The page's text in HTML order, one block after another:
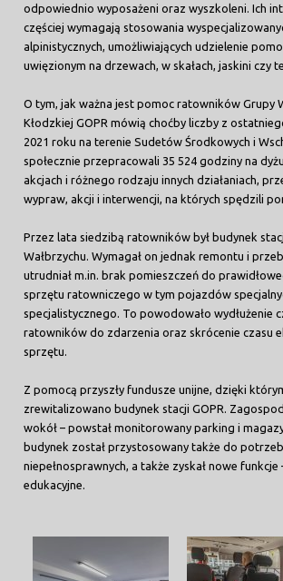
odpowiednio wyposażeni oraz wyszkoleni. Ich
częściej wymagają stosowania
alpinistycznych, umożliwiających udzielenie
uwięzionym na drzewach, w skałach, jaskini czy
O tym, jak ważna jest pomoc ratowników Grupy
Kłodzkiej GOPR mówią choćby liczby z
2021 roku na terenie Sudetów Środkowych i
społecznie przepracowali 35 524 godziny na
akcjach i różnego rodzaju innych działaniach,
wypraw, akcji i interwencji, na których spędzili
Przez lata siedzibą ratowników był budynek
Wałbrzychu. Wymagał on jednak remontu i
utrudniał m.in. brak pomieszczeń do
sprzętu ratowniczego w tym pojazdów
specjalistycznego. To powodowało wydłużenie
ratowników do zdarzenia oraz skrócenie czasu
sprzętu.
Z pomocą przyszły fundusze unijne, dzięki
zrewitalizowano budynek stacji GOPR.
wokół – powstał monitorowany parking i
budynek został przystosowany także do
niepełnosprawnych, a także zyskał nowe funkcje
edukacyjne.